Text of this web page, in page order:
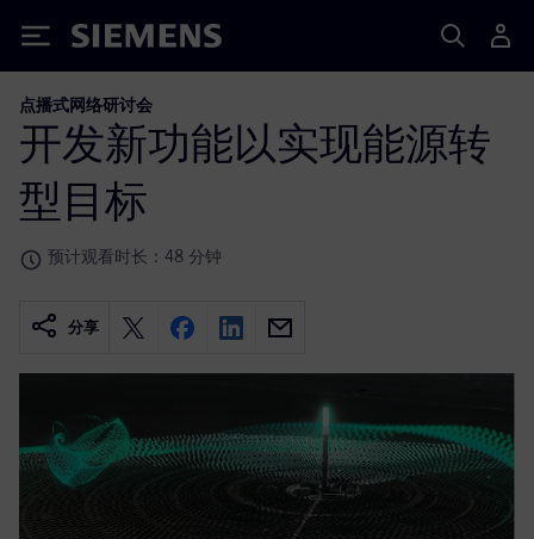
Siemens
点播式网络研讨会
开发新功能以实现能源转
型目标
预计观看时长：48 分钟
分享